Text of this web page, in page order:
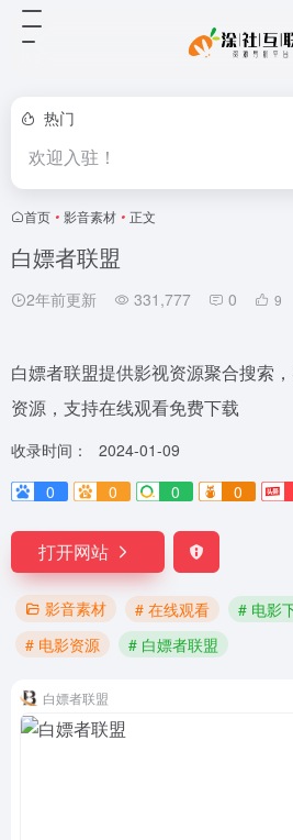
热门
欢迎入驻！
首页 • 影音素材 • 正文
白嫖者联盟
2年前更新 331,777 0 9
白嫖者联盟提供影视资源聚合搜索
资源，支持在线观看免费下载
收录时间：
2024-01-09
0
0 0 0
打开网站
影音素材 # 在线观看 # 电影
# 电影资源
# 白嫖者联盟
白嫖者联盟